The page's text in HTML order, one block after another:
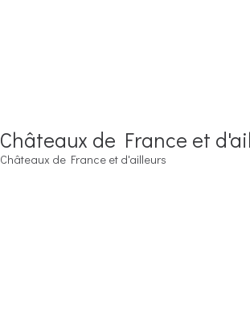
Châteaux de France et
Châteaux de France et d'ailleurs